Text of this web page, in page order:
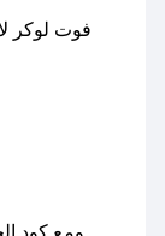
فوت لوكر